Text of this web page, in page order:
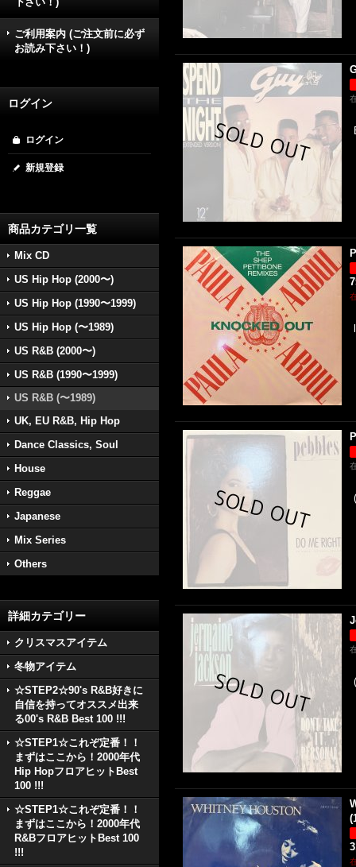
ご利用案内 (ご注文前に必ず
お読み下さい！)
ログイン
ログイン
新規登録
商品カテゴリ一覧
Mix CD
US Hip Hop (2000〜)
US Hip Hop (1990〜1999)
US Hip Hop (〜1989)
US R&B (2000〜)
US R&B (1990〜1999)
US R&B (〜1989)
UK, EU R&B, Hip Hop
Dance Classics, Soul
House
Reggae
Japanese
Mix Series
Others
詳細カテゴリー
クリスマスアイテム
冬物アイテム
☆STEP2☆90's R&B好きに
自信を持ってオススメ出来
る00's R&B Best 100 !!!
☆STEP1☆これぞ定番！！
まずはここから！2000年代
Hip HopフロアヒットBest
100 !!!
☆STEP1☆これぞ定番！！
まずはここから！2000年代
R&BフロアヒットBest 100
!!!